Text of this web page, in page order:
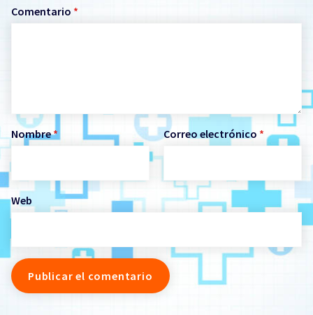
Comentario *
Nombre* Correo electrónico *
Web